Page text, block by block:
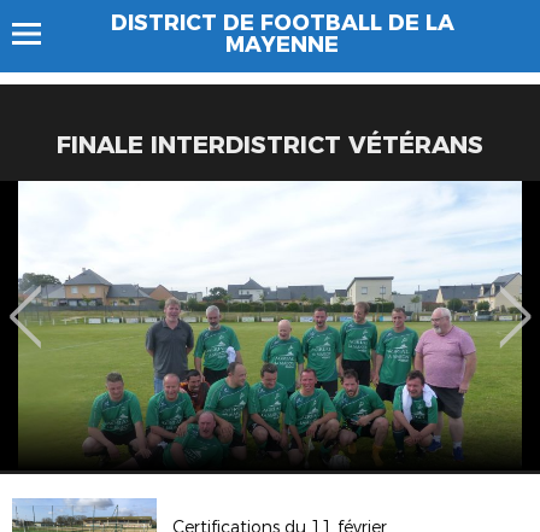
DISTRICT DE FOOTBALL DE LA
MAYENNE
FINALE INTERDISTRICT VÉTÉRANS
Certifications du 11 février